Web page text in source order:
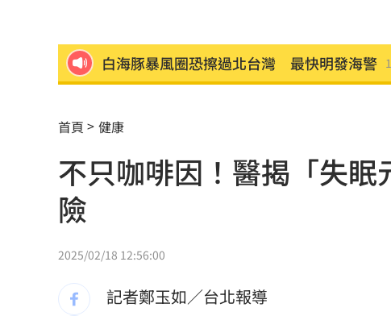
白海豚暴風圈恐擦過北台灣 最快明發海警
AI生成文章容易判斷 專家點名「4大破綻」
熊本地震 林佳龍向日方遞交500萬賑災款
新北小小學童消防夏令營 讓學童擬真體驗
白海豚衝擊台日飛航 星宇宣布10班機異動
金鐘星光主持陣容曝 夏和熙木木續扛紅毯
白海豚颱風逼近日本！逾470航班停飛
首頁 健康
不只咖啡因！醫揭「失
險
2025/02/18 12:56:00
記者鄭玉如／台北報導